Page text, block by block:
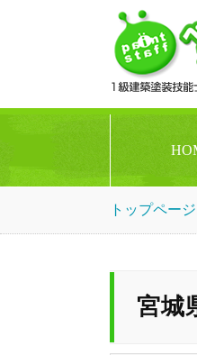
トップページ
宮城